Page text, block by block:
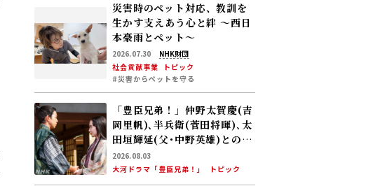
災害時のペット対応、教訓を
生かす――支えあう心と絆 〜西日
本豪雨とペット〜
2026.07.30
NHK財団
社会貢献事業
トピック
#災害からペットを守る
「豊臣兄弟！」仲野太賀――慶(吉
岡里帆)､半兵衛(菅田将暉)､太
田垣輝延(父･中野英雄)とのシ
ーンを振り返る！
2026.08.03
大河ドラマ「豊臣兄弟！」
トピック